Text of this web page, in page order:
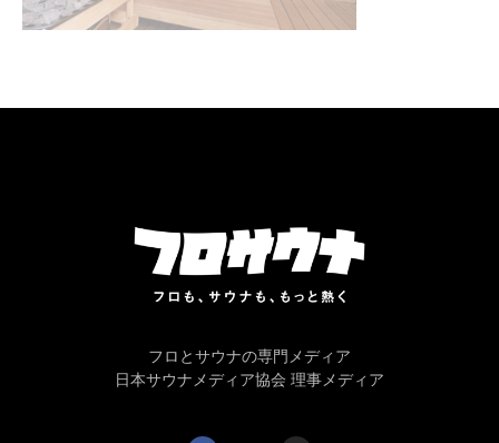
フロとサウナの専門メディア
日本サウナメディア協会 理事メディア